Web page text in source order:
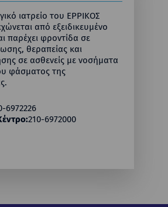
ιατρείο του ΕΡΡΙΚΟΣ
από εξειδικευμένο
παρέχει φροντίδα σε
θεραπείας και
σε ασθενείς με νοσήματα
φάσματος της
6972226
210-6972000